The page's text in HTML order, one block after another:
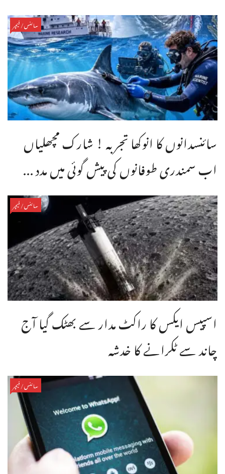
سائنس/فیچر
سائنسدانوں کا انوکھا تجربہ ! شارک مچھلیاں
اب سمندری طوفانوں کی پیش گوئی میں مدد ...
سائنس/فیچر
اسپیس ایکس کا راکٹ مدار سے بھٹک گیا آج
چاند سے ٹکرانے کا خدشہ
سائنس/فیچر